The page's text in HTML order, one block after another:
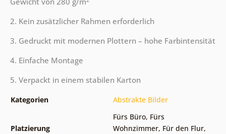
2. Kein zusätzlicher Rahmen erforderlich
3. Gedruckt mit modernen Plottern – hohe Farbintensität
4. Einfache Montage
5. Verpackt in einem stabilen Karton
Kategorien Abstrakte Bilder
Platzierung
Fürs Büro, Fürs
Wohnzimmer, Für den Flur,